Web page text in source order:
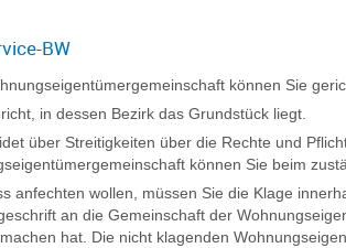
BW
können Sie
in dessen Bezirk das Grundstück liegt.
über Streitigkeiten über die Rechte und
können Sie beim
anfechten wollen, müssen Sie die Klage
an die Gemeinschaft der
hat. Die nicht klagenden